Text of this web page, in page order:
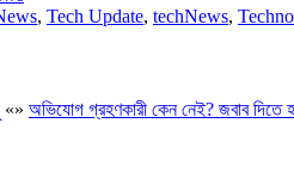
, Tech Update, techNews,
«» অভিযোগ গ্রহণকারী কেন নেই? জবাব দিতে